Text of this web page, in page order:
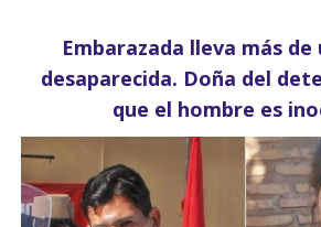
Embarazada lleva más de
desaparecida. Doña del
que el hombre es